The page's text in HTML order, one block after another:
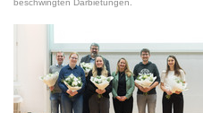
beschwingten Darbietungen.